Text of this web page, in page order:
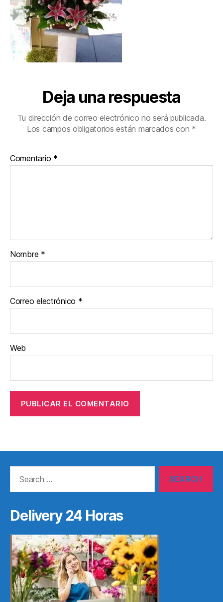
Deja una respuesta
Tu dirección de correo electrónico no será publicada.
Los campos obligatorios están marcados con *
Comentario *
Nombre *
Correo electrónico *
Web
Delivery 24 Horas